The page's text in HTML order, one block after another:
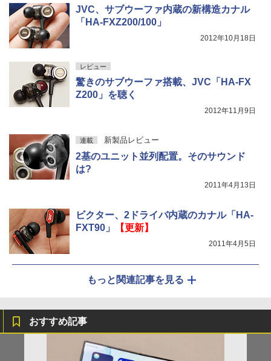
JVC、サブウーファ内蔵の新構造カナル
「HA-FXZ200/100」
2012年10月18日
レビュー
驚きのサブウーファ搭載、JVC「HA-FX
Z200」を聴く
2012年11月9日
連載 新製品レビュー
2基のユニット並列配置。そのサウンド
は?
2011年4月13日
ビクター、2ドライバ内蔵のカナル「HA-
FXT90」
【更新】
2011年4月5日
もっと関連記事を見る
おすすめ記事